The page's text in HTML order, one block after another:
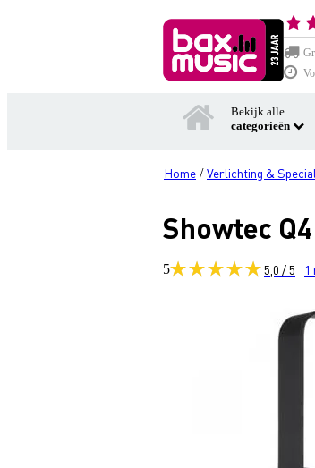
Bekijk alle
categorieën
Home /Verlichting &
Showtec
5 5,0 / 5 1